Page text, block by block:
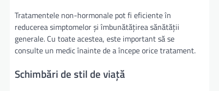
Tratamentele non-hormonale pot fi eficiente în
reducerea simptomelor și îmbunătățirea sănătății
generale. Cu toate acestea, este important să se
consulte un medic înainte de a începe orice tratament.
Schimbări de stil de viață